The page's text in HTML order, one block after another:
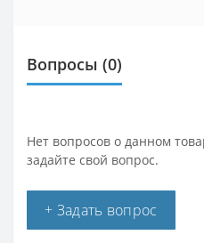
Вопросы (0)
Нет вопросов о данном
задайте свой вопрос.
+ Задать вопрос